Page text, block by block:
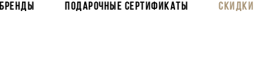
Подарочные сертификаты Скидки